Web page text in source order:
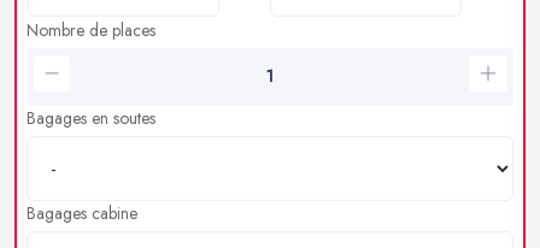
Nombre de places
Bagages en soutes
Bagages cabine